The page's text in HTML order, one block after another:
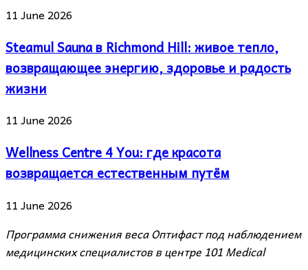
11 June 2026
Steamul Sauna в Richmond Hill: живое тепло,
возвращающее энергию, здоровье и радость
жизни
11 June 2026
Wellness Centre 4 You: где красота
возвращается естественным путём
11 June 2026
Программа снижения веса Оптифаст под наблюдением
медицинских специалистов в центре 101Medical